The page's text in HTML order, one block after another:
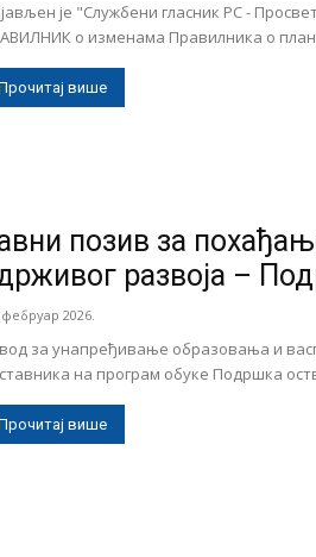
је "Службени гласник РС -
о изменама Правилника о
више
позив за
развоја –
2026.
за унапређивање образовања и
на програм обуке Подршка
више